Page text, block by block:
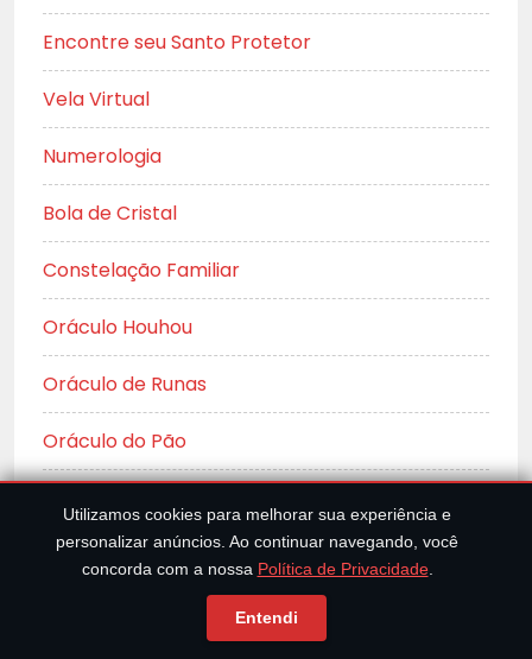
Encontre seu Santo Protetor
Vela Virtual
Numerologia
Bola de Cristal
Constelação Familiar
Oráculo Houhou
Oráculo de Runas
Oráculo do Pão
A 7ª ARTE!
Utilizamos cookies para melhorar sua experiência e
personalizar anúncios. Ao continuar navegando, você
concorda com a nossa Política de Privacidade.
Entendi